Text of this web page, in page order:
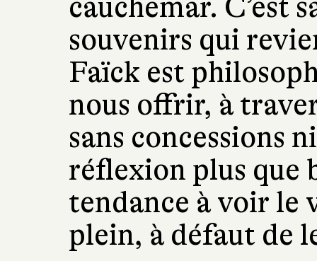
cauchemar. C’est
souvenirs qui
Faïck est
nous offrir, à
sans concessions
réflexion plus que
tendance à voir le
plein, à défaut de